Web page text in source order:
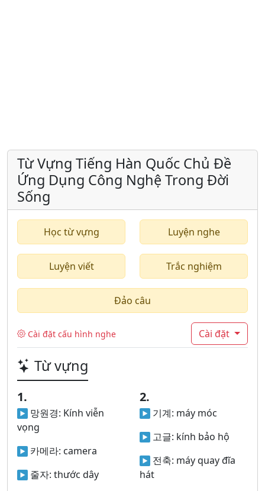
Từ Vựng Tiếng Hàn Quốc Chủ Đề
Ứng Dụng Công Nghệ Trong Đời
Sống
Học từ vựng Luyện nghe
Luyện viết Trắc nghiệm
Đảo câu
Cài đặt cấu hình nghe Cài đặt
Từ vựng
1.
망원경: Kính viễn
vọng
카메라: camera
줄자: thước dây
2.
기계: máy móc
고글: kính bảo hộ
전축: máy quay đĩa
hát